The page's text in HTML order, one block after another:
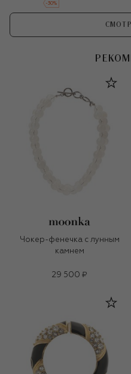
-30%
Чокер-фенечка с лунным
камнем
29 500 ₽